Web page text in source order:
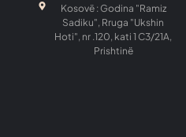
Kosovë : Godina "Ramiz
Sadiku", Rruga "Ukshin
Hoti", nr .120, kati 1 C3/21A,
Prishtinë